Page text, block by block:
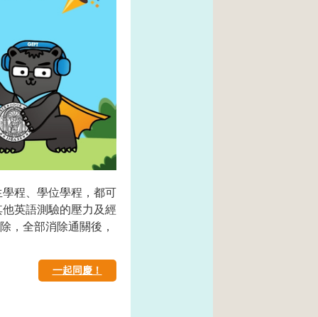
程、學位學程，都可
英語測驗的壓力及經
，全部消除通關後，
一起同慶！